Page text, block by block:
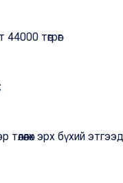
төгрөг
эрх бүхий этгээд